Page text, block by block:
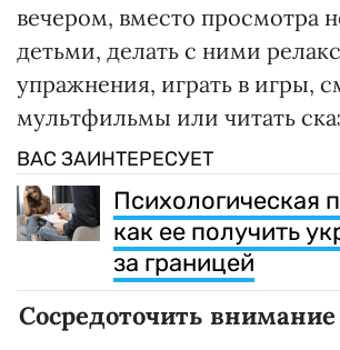
вечером, вместо просмотра
детьми, делать с ними
упражнения, играть в игры,
мультфильмы или читать
ВАС ЗАИНТЕРЕСУЕТ
Психологическая
как ее получить
за границей
Сосредоточить